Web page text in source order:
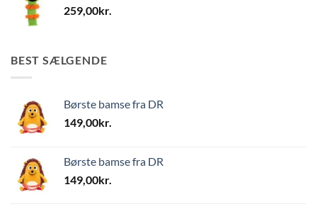
259,00kr.
BEST SÆLGENDE
Børste bamse fra DR
149,00kr.
Børste bamse fra DR
149,00kr.